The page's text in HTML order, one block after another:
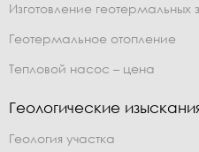
Изготовление геотермальных
Геотермальное отопление
Тепловой насос – цена
Геологические
Геология участка